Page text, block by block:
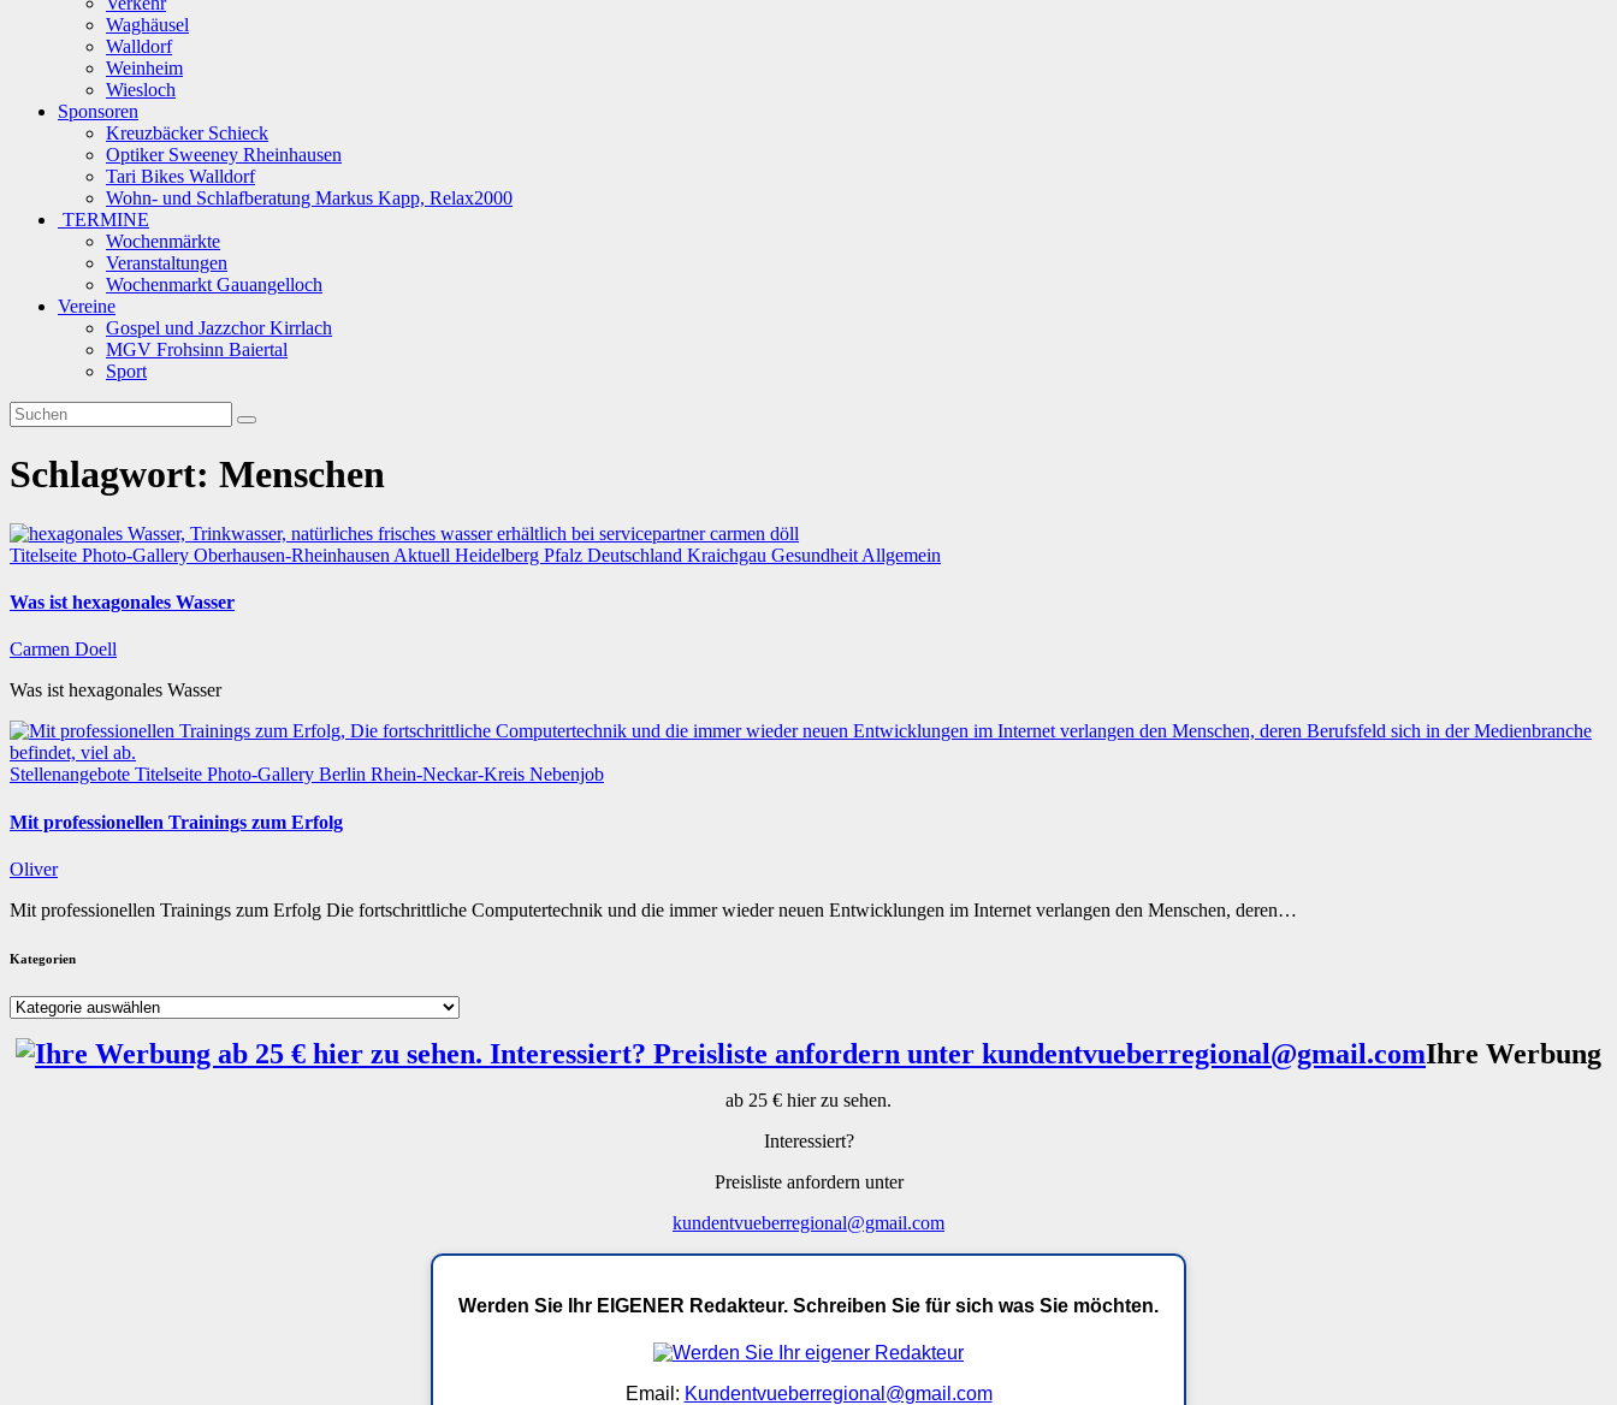
Waghäusel
Walldorf
Weinheim
Wiesloch
Sponsoren
Kreuzbäcker Schieck
Optiker Sweeney Rheinhausen
Tari Bikes Walldorf
Wohn- und Schlafberatung Markus Kapp, Relax2000
TERMINE
Wochenmärkte
Veranstaltungen
Wochenmarkt Gauangelloch
Vereine
Gospel und Jazzchor Kirrlach
MGV Frohsinn Baiertal
Sport
Schlagwort: Menschen
Titelseite Photo-Gallery Oberhausen-Rheinhausen Aktuell Heidelberg Pfalz Deutschland Kraichgau Gesundheit Allgemein
Was ist hexagonales Wasser
Carmen Doell
Was ist hexagonales Wasser
Stellenangebote Titelseite Photo-Gallery Berlin Rhein-Neckar-Kreis Nebenjob
Mit professionellen Trainings zum Erfolg
Oliver
Mit professionellen Trainings zum Erfolg Die fortschrittliche Computertechnik und die immer wieder neuen Entwicklungen im Internet verlangen den Menschen, deren…
Kategorien
Kategorien
Ihre Werbung
ab 25 € hier zu sehen.
Interessiert?
Preisliste anfordern unter
kundentvueberregional@gmail.com
Werden Sie Ihr EIGENER Redakteur. Schreiben Sie für sich was Sie möchten.
Email: Kundentvueberregional@gmail.com